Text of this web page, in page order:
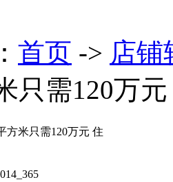
首页 -> 店铺
只需120万
方米只需120万元 住